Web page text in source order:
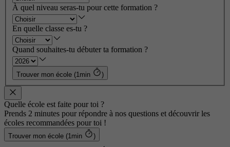
À quel niveau seras-tu pour cette formation ?
En quelle classe es-tu ?
Quand souhaites-tu débuter ta formation ?
Trouver mon école (1min )
Quelle école est faite pour toi ?
Prends 2 minutes pour répondre à nos questions et découvrir les
écoles recommandées pour toi !
Trouver mon école (1min )